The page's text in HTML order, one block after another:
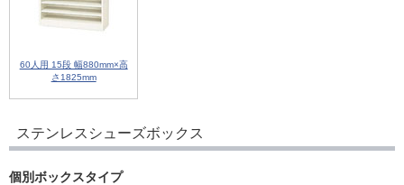
60人用 15段 幅880mm×高
さ1825mm
ステンレスシューズボックス
個別ボックスタイプ